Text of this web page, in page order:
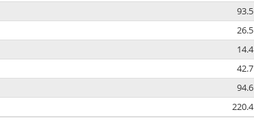
93.5
26.5
14.4
42.7
94.6
220.4